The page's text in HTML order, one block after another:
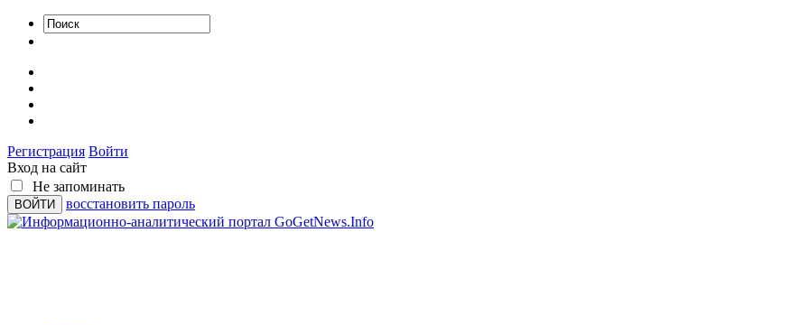
Регистрация Войти
Вход на сайт
Не запоминать
восстановить пароль